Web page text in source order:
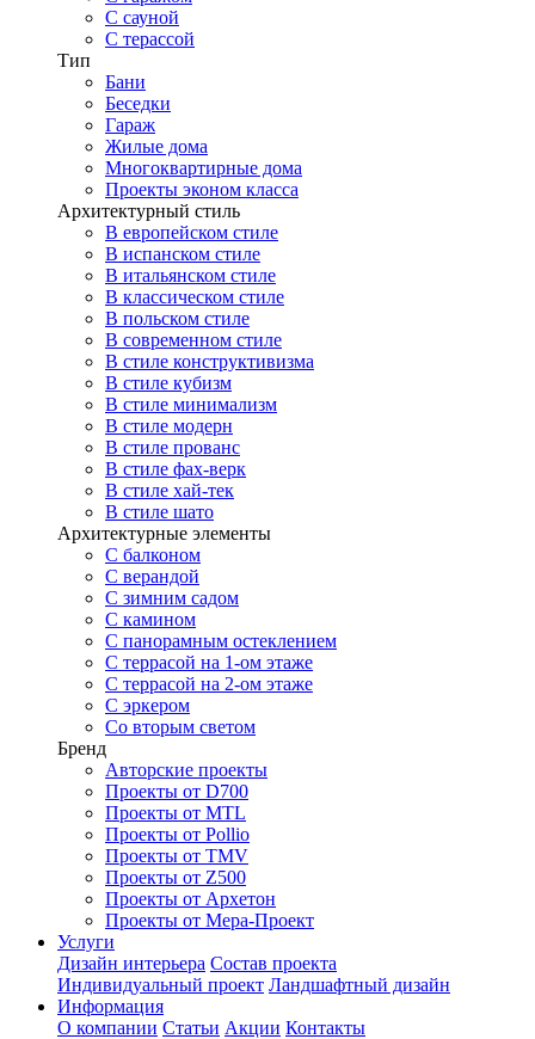
С сауной
С терассой
Тип
Бани
Беседки
Гараж
Жилые дома
Многоквартирные дома
Проекты эконом класса
Архитектурный стиль
В европейском стиле
В испанском стиле
В итальянском стиле
В классическом стиле
В польском стиле
В современном стиле
В стиле конструктивизма
В стиле кубизм
В стиле минимализм
В стиле модерн
В стиле прованс
В стиле фах-верк
В стиле хай-тек
В стиле шато
Архитектурные элементы
С балконом
С верандой
С зимним садом
С камином
С панорамным остеклением
С террасой на 1-ом этаже
С террасой на 2-ом этаже
С эркером
Со вторым светом
Бренд
Авторские проекты
Проекты от D700
Проекты от MTL
Проекты от Pollio
Проекты от TMV
Проекты от Z500
Проекты от Архетон
Проекты от Мера-Проект
Услуги
Дизайн интерьера Состав проекта
Индивидуальный проект Ландшафтный дизайн
Информация
О компании Статьи Акции Контакты